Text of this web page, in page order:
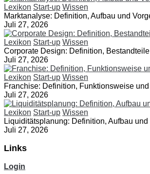
Lexikon Start-up Wissen
Marktanalyse: Definition, Aufbau und
Juli 27, 2026
Lexikon Start-up Wissen
Corporate Design: Definition,
Juli 27, 2026
Lexikon Start-up Wissen
Franchise: Definition, Funktionsweise und
Juli 27, 2026
Lexikon Start-up Wissen
Liquiditätsplanung: Definition, Aufbau und
Juli 27, 2026
Links
Login